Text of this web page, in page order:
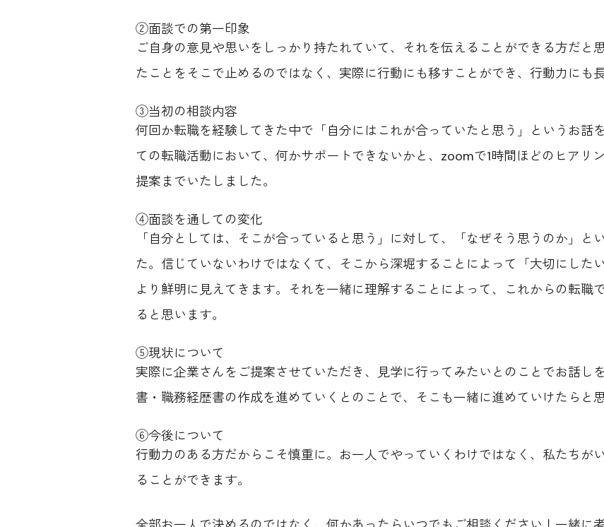
②面談での第一印象
ご自身の意見や思いをしっかり持たれていて、それを伝えることができる方だと
たことをそこで止めるのではなく、実際に行動にも移すことができ、行動力にも
③当初の相談内容
何回か転職を経験してきた中で「自分にはこれが合っていたと思う」というお話
ての転職活動において、何かサポートできないかと、zoomで1時間ほどのヒアリ
提案までいたしました。
④面談を通しての変化
「自分としては、そこが合っていると思う」に対して、「なぜそう思うのか」と
た。信じていないわけではなくて、そこから深堀することによって「大切にした
より鮮明に見えてきます。それを一緒に理解することによって、これからの転職
ると思います。
⑤現状について
実際に企業さんをご提案させていただき、見学に行ってみたいとのことでお話し
書・職務経歴書の作成を進めていくとのことで、そこも一緒に進めていけたらと
⑥今後について
行動力のある方だからこそ慎重に。お一人でやっていくわけではなく、私たちが
ることができます。